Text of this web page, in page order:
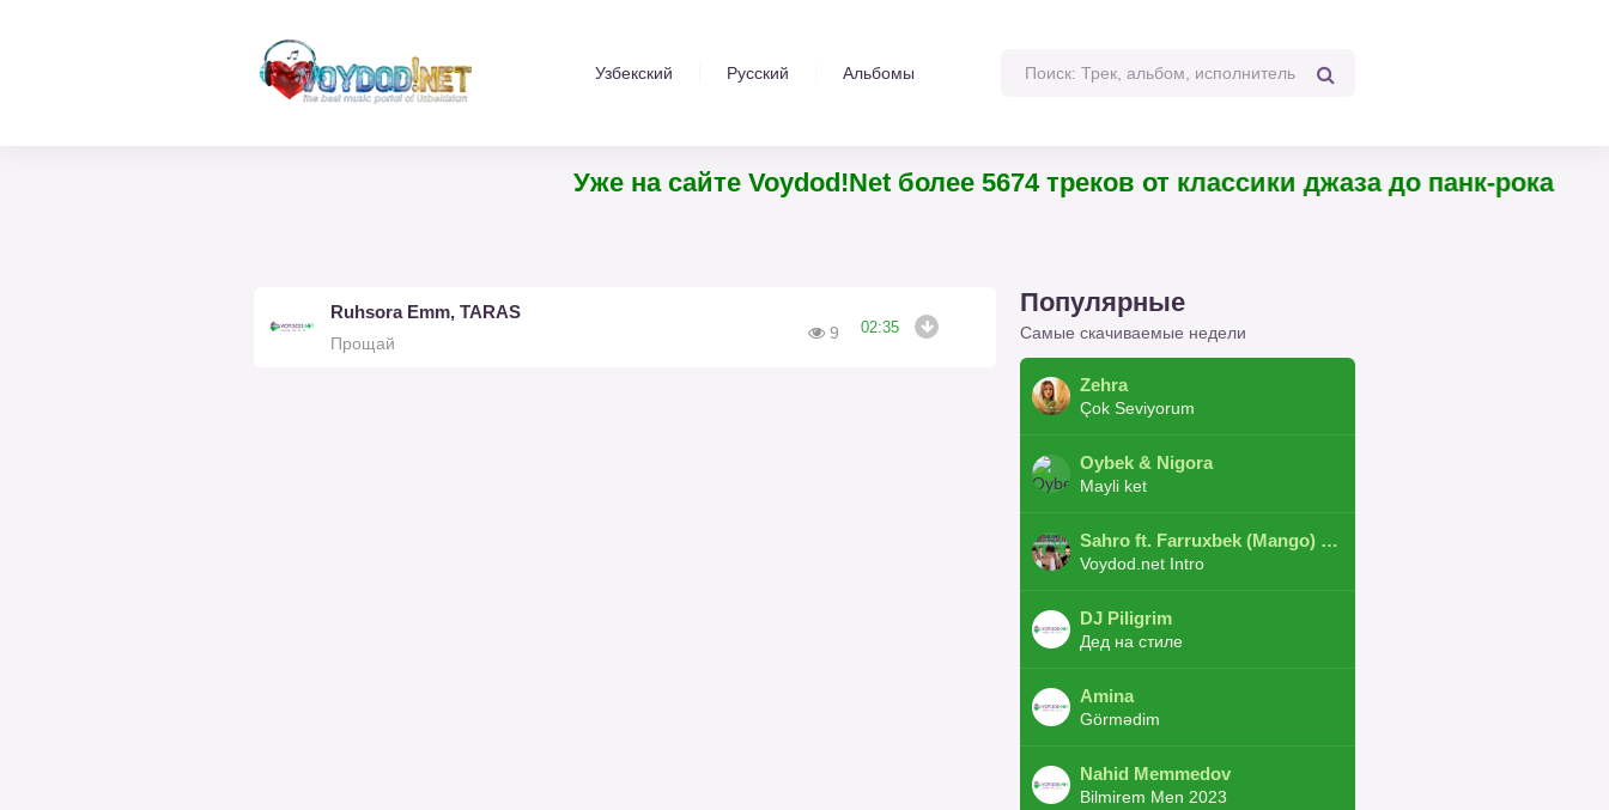
Узбекский Русский Альбомы
Уже на сайте Voydod!Net более 5674 треков от классики джаза до панк-рока
Ruhsora Emm, TARAS
Прощай
9 02:35
Популярные
Самые скачиваемые недели
Zehra
Çok Seviyorum
Oybek & Nigora
Mayli ket
Sahro ft. Farruxbek (Mango) ft. Shaxboz ft. Navruz and Zarba ft. DJ.JoHa
Voydod.net Intro
DJ Piligrim
Дед на стиле
Amina
Görmədim
Nahid Memmedov
Bilmirem Men 2023